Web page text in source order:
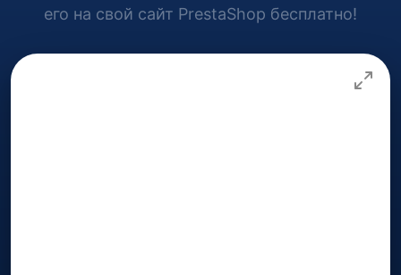
его на свой сайт PrestaShop бесплатно!